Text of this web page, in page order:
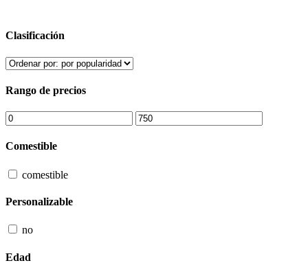
Clasificación
Rango de precios
Comestible
comestible
Personalizable
no
Edad